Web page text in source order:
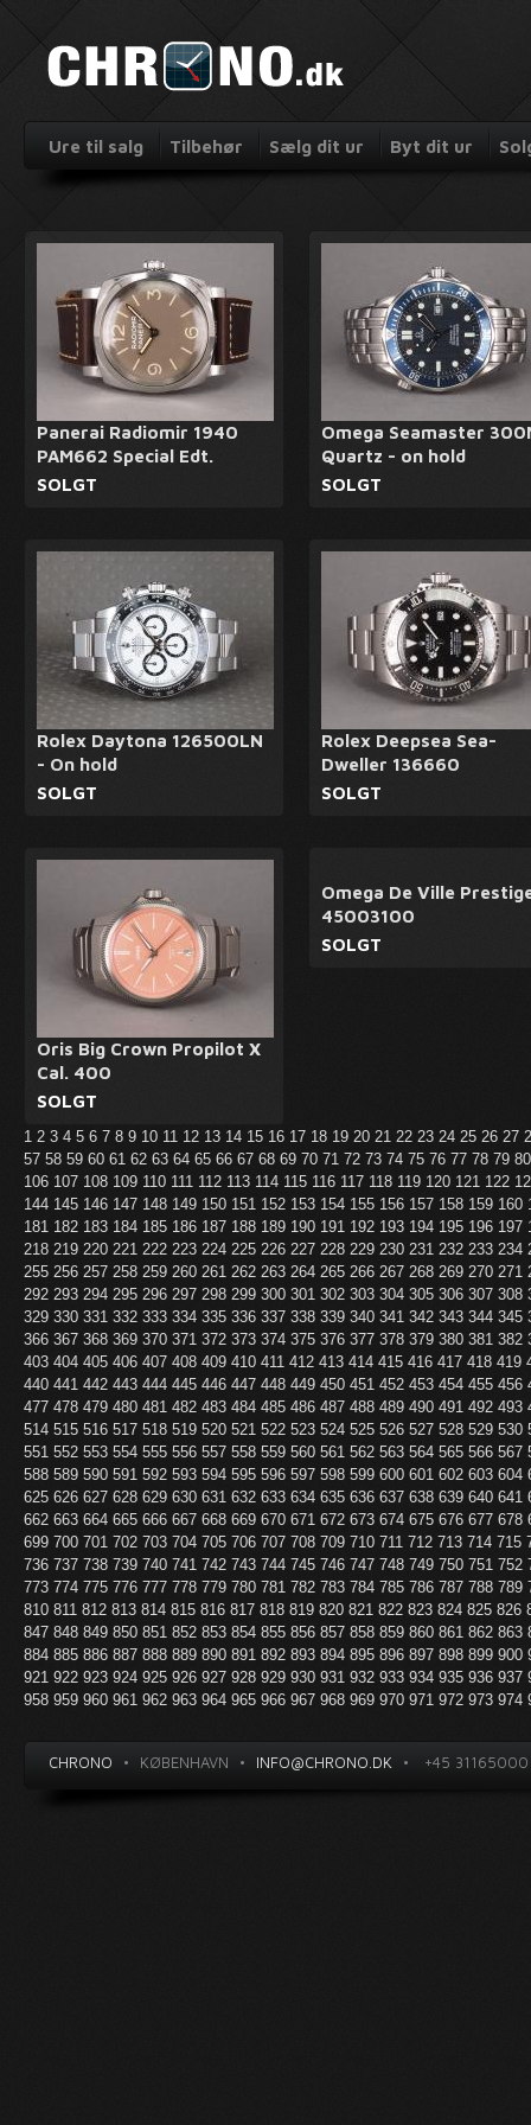
Ure til salg Tilbehør Sælg dit ur Byt dit ur
Panerai Radiomir 1940
PAM662 Special Edt.
SOLGT
Omega Seamaster
Quartz - on hold
SOLGT
Rolex Daytona 126500LN
- On hold
SOLGT
Rolex Deepsea Sea-
Dweller 136660
SOLGT
Oris Big Crown Propilot X
Cal. 400
SOLGT
Omega De Ville
45003100
SOLGT
1 2 3 4 5 6 7 8 9 10 11 12 13 14 15 16 17 18 19 20 21 22 23 24 25 26 27
57 58 59 60 61 62 63 64 65 66 67 68 69 70 71 72 73 74 75 76 77 78 79
106 107 108 109 110 111 112 113 114 115 116 117 118 119 120 121 122
144 145 146 147 148 149 150 151 152 153 154 155 156 157 158 159 160
181 182 183 184 185 186 187 188 189 190 191 192 193 194 195 196 197
218 219 220 221 222 223 224 225 226 227 228 229 230 231 232 233 234
255 256 257 258 259 260 261 262 263 264 265 266 267 268 269 270 271
292 293 294 295 296 297 298 299 300 301 302 303 304 305 306 307 308
329 330 331 332 333 334 335 336 337 338 339 340 341 342 343 344 345
366 367 368 369 370 371 372 373 374 375 376 377 378 379 380 381 382
403 404 405 406 407 408 409 410 411 412 413 414 415 416 417 418 419
440 441 442 443 444 445 446 447 448 449 450 451 452 453 454 455 456
477 478 479 480 481 482 483 484 485 486 487 488 489 490 491 492 493
514 515 516 517 518 519 520 521 522 523 524 525 526 527 528 529 530
551 552 553 554 555 556 557 558 559 560 561 562 563 564 565 566 567
588 589 590 591 592 593 594 595 596 597 598 599 600 601 602 603 604
625 626 627 628 629 630 631 632 633 634 635 636 637 638 639 640 641
662 663 664 665 666 667 668 669 670 671 672 673 674 675 676 677 678
699 700 701 702 703 704 705 706 707 708 709 710 711 712 713 714 715
736 737 738 739 740 741 742 743 744 745 746 747 748 749 750 751 752
773 774 775 776 777 778 779 780 781 782 783 784 785 786 787 788 789
810 811 812 813 814 815 816 817 818 819 820 821 822 823 824 825 826
847 848 849 850 851 852 853 854 855 856 857 858 859 860 861 862 863
884 885 886 887 888 889 890 891 892 893 894 895 896 897 898 899 900
921 922 923 924 925 926 927 928 929 930 931 932 933 934 935 936 937
958 959 960 961 962 963 964 965 966 967 968 969 970 971 972 973 974
CHRONO • KØBENHAVN • INFO@CHRONO.DK • +45 31165000